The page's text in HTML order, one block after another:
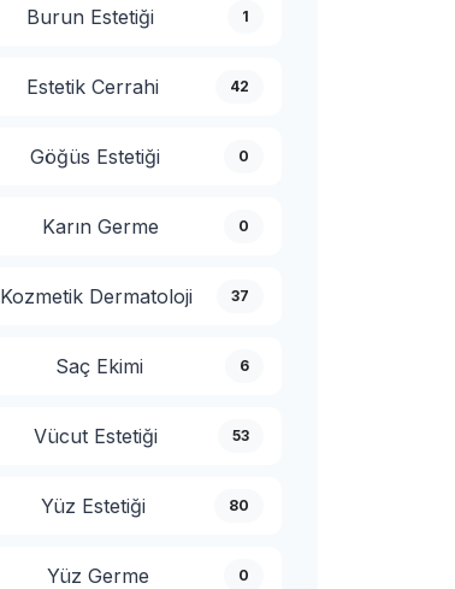
Burun Estetiği 1
Estetik Cerrahi 42
Göğüs Estetiği 0
Karın Germe 0
Kozmetik Dermatoloji 37
Saç Ekimi 6
Vücut Estetiği 53
Yüz Estetiği 80
Yüz Germe 0